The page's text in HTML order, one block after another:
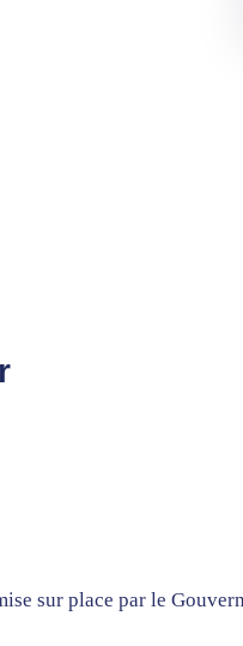
sur place par le